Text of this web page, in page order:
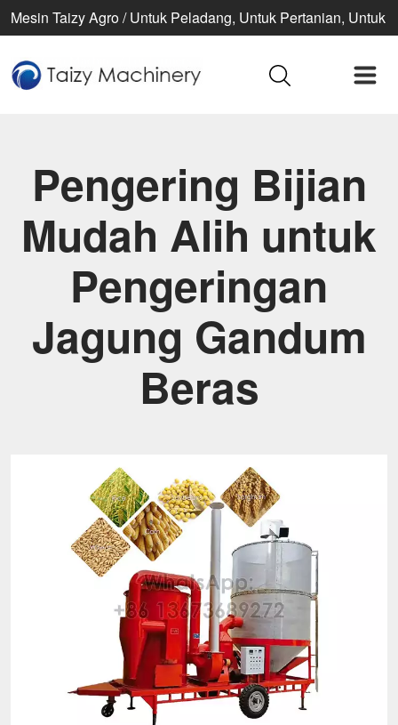
Mesin Taizy Agro / Untuk Peladang, Untuk Pertanian, Untuk
Pengering Bijian
Mudah Alih untuk
Pengeringan
Jagung Gandum
Beras